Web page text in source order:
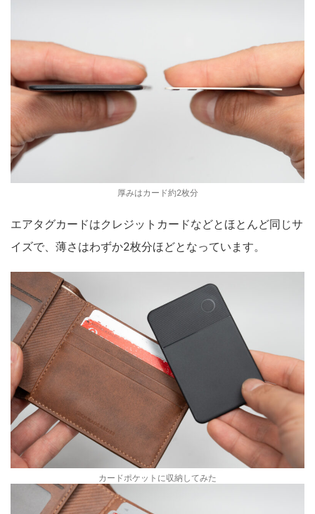
厚みはカード約2枚分
エアタグカードはクレジットカードなどとほとんど同じサ
イズで、薄さはわずか2枚分ほどとなっています。
カードポケットに収納してみた